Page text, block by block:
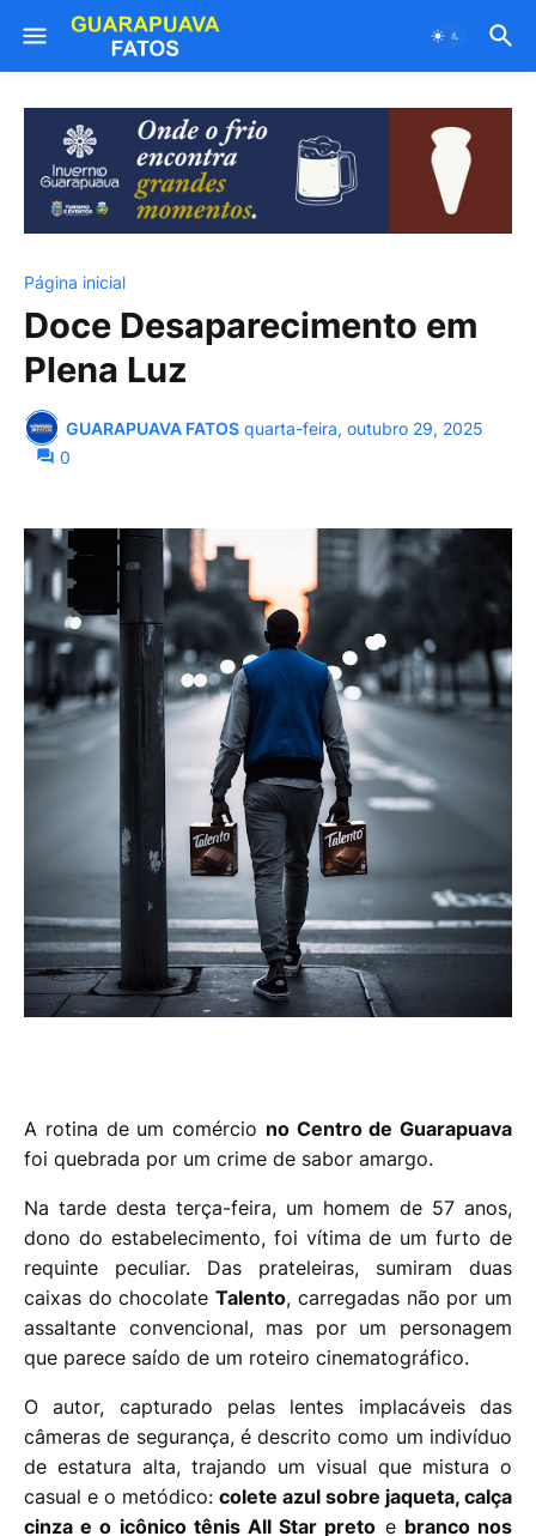
Página inicial
Doce Desaparecimento em
Plena Luz
GUARAPUAVA FATOS quarta-feira, outubro 29, 2025
0
A rotina de um comércio no Centro de Guarapuava
foi quebrada por um crime de sabor amargo.
Na tarde desta terça-feira, um homem de 57 anos,
dono do estabelecimento, foi vítima de um furto de
requinte peculiar. Das prateleiras, sumiram duas
caixas do chocolateTalento, carregadas não por um
assaltante convencional, mas por um personagem
que parece saído de um roteiro cinematográfico.
O autor, capturado pelas lentes implacáveis das
câmeras de segurança, é descrito como um indivíduo
de estatura alta, trajando um visual que mistura o
casual e o metódico: colete azul sobre jaqueta, calça
cinza e o icônico tênis All Star preto e branco nos